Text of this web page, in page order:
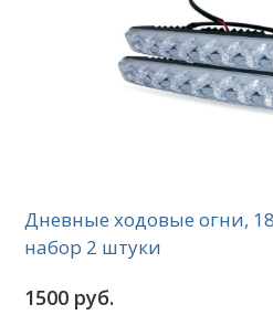
Дневные ходовые огни,
набор 2 штуки
1500 руб.